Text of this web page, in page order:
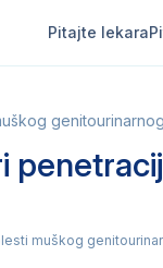
Pitajte lekara
muškog